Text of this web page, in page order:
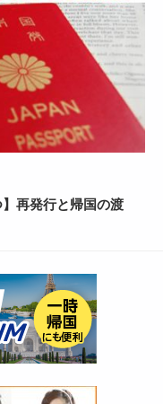
】再発行と帰国の渡